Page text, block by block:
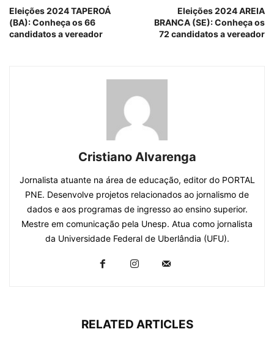
Eleições 2024 TAPEROÁ
(BA): Conheça os 66
candidatos a vereador
Eleições 2024 AREIA
BRANCA (SE): Conheça os
72 candidatos a vereador
Cristiano Alvarenga
Jornalista atuante na área de educação, editor do PORTAL
PNE. Desenvolve projetos relacionados ao jornalismo de
dados e aos programas de ingresso ao ensino superior.
Mestre em comunicação pela Unesp. Atua como jornalista
da Universidade Federal de Uberlândia (UFU).
RELATED ARTICLES